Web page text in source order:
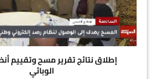
إطلاق نتائج تقرير مسح وتقييم
الوبائي